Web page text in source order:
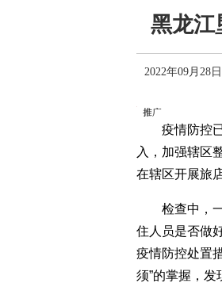
黑龙江
2022年09月28
疫情防控已
入，加强辖区
在辖区开展旅
检查中，一
住人员是否做
疫情防控处置
须”的掌握，